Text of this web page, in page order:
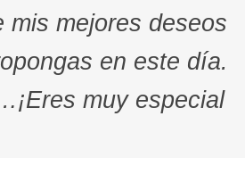
mis mejores deseos
en este día.
muy especial